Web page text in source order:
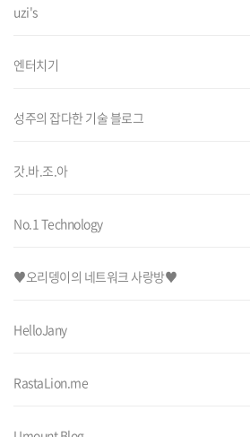
uzi's
엔터치기
성주의 잡다한 기술 블로그
갓.바.조.아
No.1 Technology
♥오리뎅이의 네트워크 사랑방♥
HelloJany
RastaLion.me